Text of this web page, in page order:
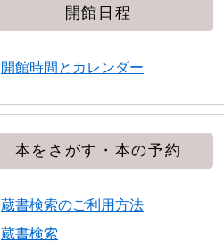
開館日程
開館時間とカレンダー
本をさがす・本の予約
蔵書検索のご利用方法
蔵書検索